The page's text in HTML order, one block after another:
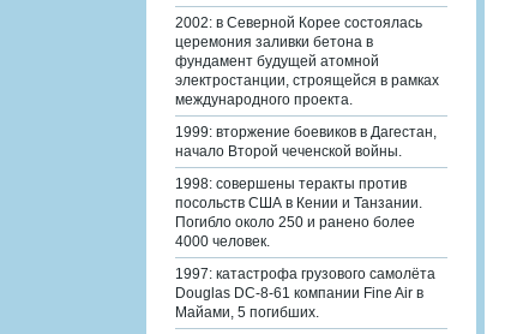
2002: в Северной Корее состоялась
церемония заливки бетона в
фундамент будущей атомной
электростанции, строящейся в рамках
международного проекта.
1999: вторжение боевиков в Дагестан,
начало Второй чеченской войны.
1998: совершены теракты против
посольств США в Кении и Танзании.
Погибло около 250 и ранено более
4000 человек.
1997: катастрофа грузового самолёта
Douglas DC-8-61 компании Fine Air в
Майами, 5 погибших.